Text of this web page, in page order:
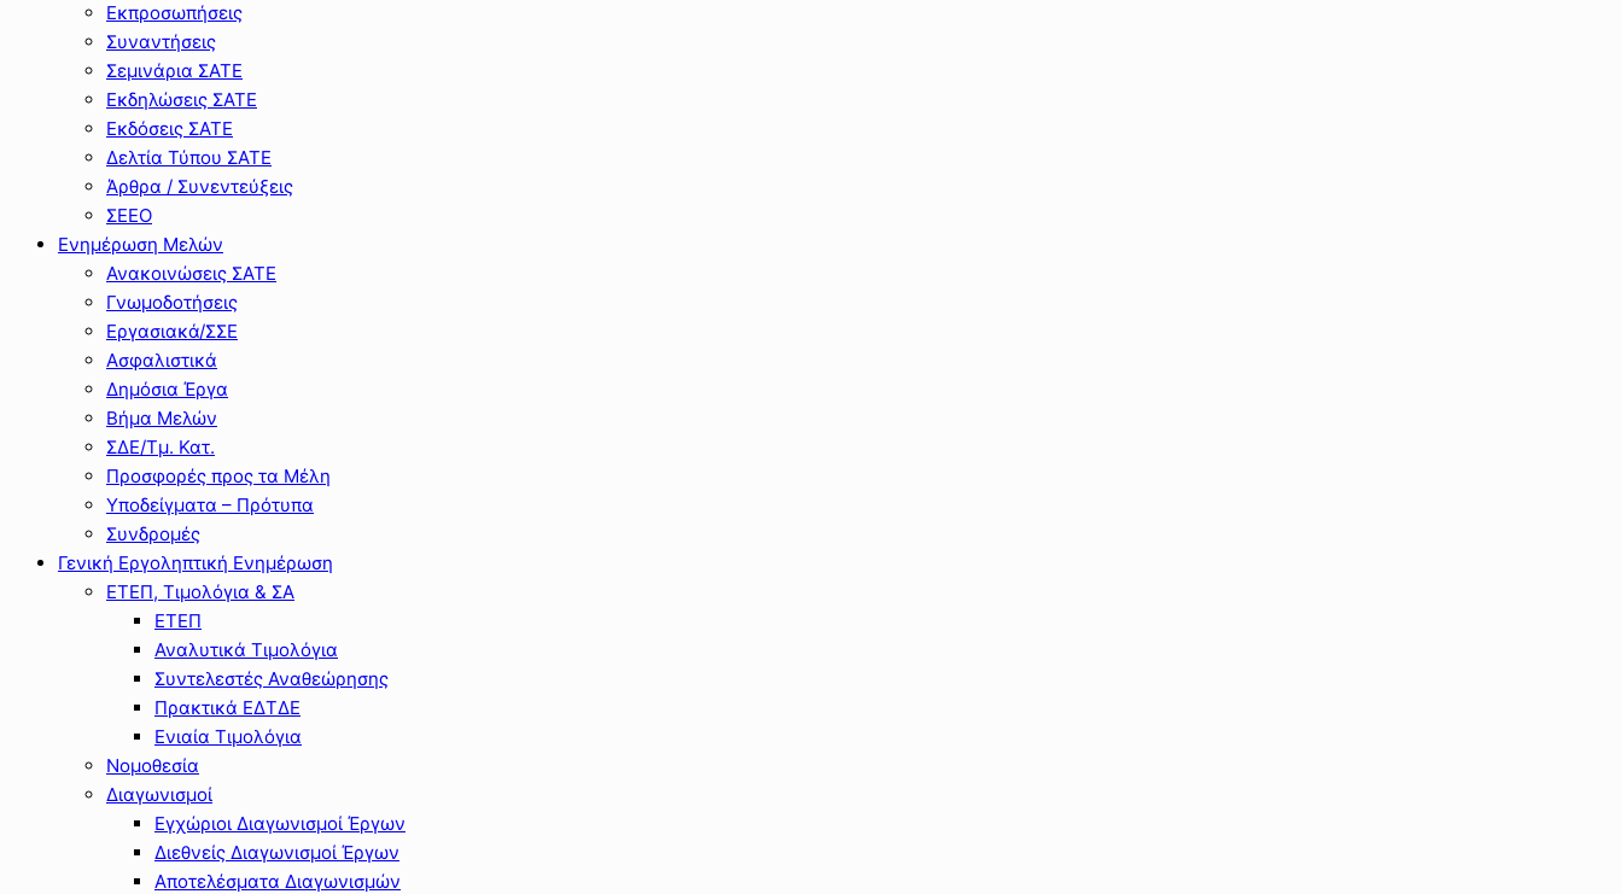
Εκπροσωπήσεις
Συναντήσεις
Σεμινάρια ΣΑΤΕ
Εκδηλώσεις ΣΑΤΕ
Εκδόσεις ΣΑΤΕ
Δελτία Τύπου ΣΑΤΕ
Άρθρα / Συνεντεύξεις
ΣΕΕΟ
Ενημέρωση Μελών
Ανακοινώσεις ΣΑΤΕ
Γνωμοδοτήσεις
Εργασιακά/ΣΣΕ
Ασφαλιστικά
Δημόσια Έργα
Βήμα Μελών
ΣΔΕ/Τμ. Κατ.
Προσφορές προς τα Μέλη
Υποδείγματα – Πρότυπα
Συνδρομές
Γενική Εργοληπτική Ενημέρωση
ΕΤΕΠ, Τιμολόγια & ΣΑ
ΕΤΕΠ
Αναλυτικά Τιμολόγια
Συντελεστές Αναθεώρησης
Πρακτικά ΕΔΤΔΕ
Ενιαία Τιμολόγια
Νομοθεσία
Διαγωνισμοί
Εγχώριοι Διαγωνισμοί Έργων
Διεθνείς Διαγωνισμοί Έργων
Αποτελέσματα Διαγωνισμών